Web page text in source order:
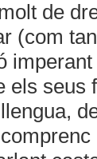
de
(com
els seus